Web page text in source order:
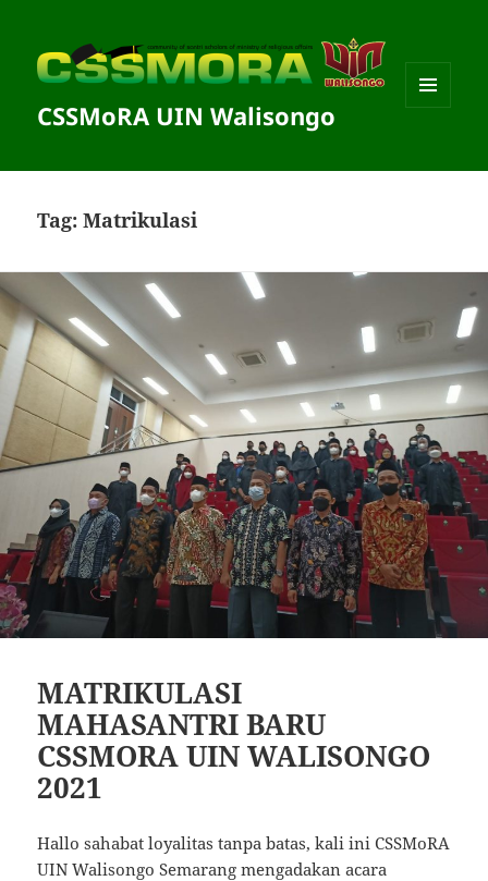
CSSMoRA UIN Walisongo
Tag:Matrikulasi
MATRIKULASI
MAHASANTRI BARU
CSSMORA UIN WALISONGO
2021
Hallo sahabat loyalitas tanpa batas, kali ini CSSMoRA
UIN Walisongo Semarang mengadakan acara